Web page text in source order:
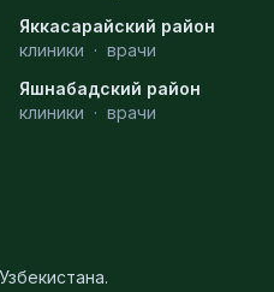
Яккасарайский район
клиники · врачи
Яшнабадский район
клиники · врачи